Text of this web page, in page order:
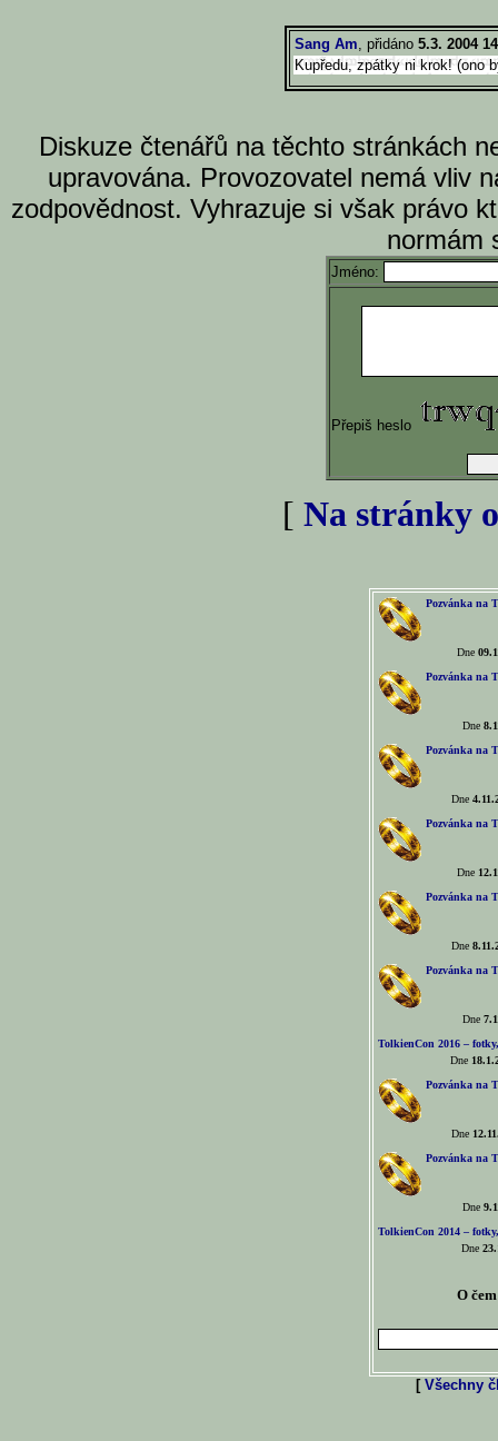
Sang Am, přidáno 5.3. 2004
Kupředu, zpátky ni krok! (ono
Diskuze čtenářů na těchto stránkách
upravována. Provozovatel nemá vliv
zodpovědnost. Vyhrazuje si však právo
normám
Jméno:
Přepiš heslo
[ Na stránky
Pozvánka na
Dne
Pozvánka na
Dne
Pozvánka na
Dne
Pozvánka na
Dne
Pozvánka na
Dne
Pozvánka na
Dne
TolkienCon 2016 –
Dne
Pozvánka na
Dne
Pozvánka na
Dne
TolkienCon 2014 –
Dne
O
[ Všechny